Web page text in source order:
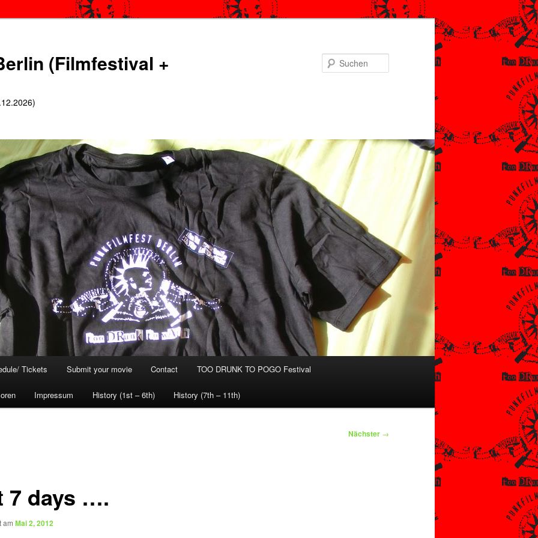
(Filmfestival +
Tickets Submit your movie Contact TOO DRUNK TO POGO Festival
Impressum History (1st – 6th) History (7th – 11th)
Nächster →
7 days ….
am Mai 2, 2012